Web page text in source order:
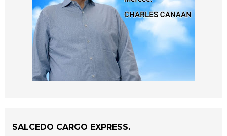
SALCEDO CARGO EXPRESS.